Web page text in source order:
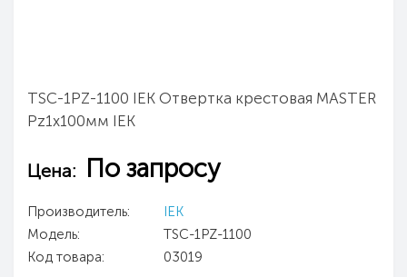
TSC-1PZ-1100 IEK Отвертка крестовая MASTER
Pz1х100мм IEK
Цена: По запросу
Производитель:
IEK
Модель:
TSC-1PZ-1100
Код товара:
03019